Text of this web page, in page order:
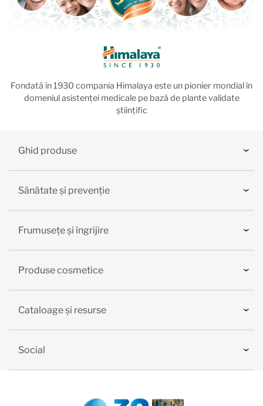
Fondată în 1930 compania Himalaya este un pionier mondial în
domeniul asistenței medicale pe bază de plante validate
științific
Ghid produse
Sănătate și prevenție
Frumusețe și îngrijire
Produse cosmetice
Cataloage și resurse
Social